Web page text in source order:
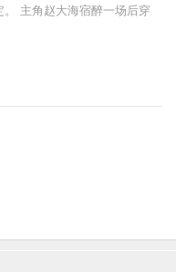
主角赵大海宿醉一场后穿